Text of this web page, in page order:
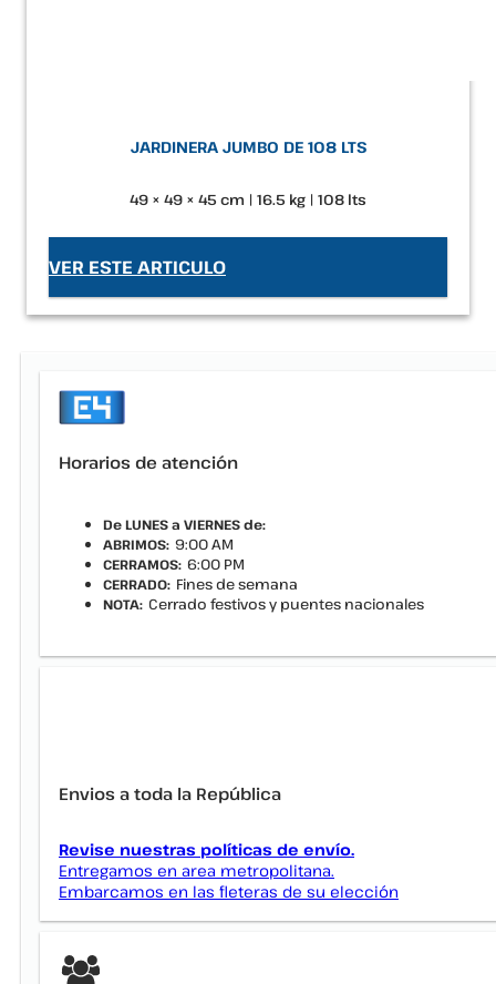
JARDINERA JUMBO DE 108 LTS
49 × 49 × 45 cm | 16.5 kg | 108 lts
VER ESTE ARTICULO
Horarios de atención
De LUNES a VIERNES de:
ABRIMOS: 9:00 AM
CERRAMOS: 6:00 PM
CERRADO: Fines de semana
NOTA: Cerrado festivos y puentes nacionales
Envios a toda la República
Revise nuestras políticas de envío.
Entregamos en area metropolitana.
Embarcamos en las fleteras de su elección